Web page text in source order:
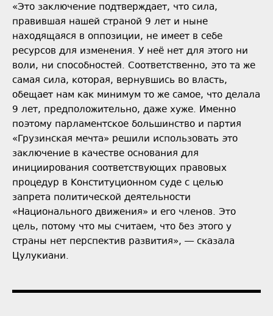
«Это заключение подтверждает, что сила,
правившая нашей страной 9 лет и ныне
находящаяся в оппозиции, не имеет в себе
ресурсов для изменения. У неё нет для этого ни
воли, ни способностей. Соответственно, это та же
самая сила, которая, вернувшись во власть,
обещает нам как минимум то же самое, что делала
9 лет, предположительно, даже хуже. Именно
поэтому парламентское большинство и партия
«Грузинская мечта» решили использовать это
заключение в качестве основания для
инициирования соответствующих правовых
процедур в Конституционном суде с целью
запрета политической деятельности
«Национального движения» и его членов. Это
цель, потому что мы считаем, что без этого у
страны нет перспектив развития», — сказала
Цулукиани.